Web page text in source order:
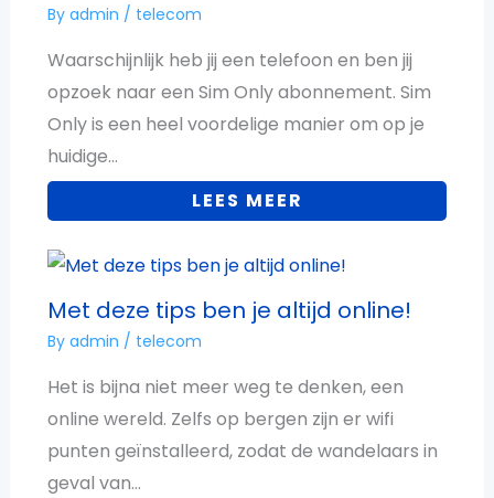
By admin / telecom
Waarschijnlijk heb jij een telefoon en ben jij
opzoek naar een Sim Only abonnement. Sim
Only is een heel voordelige manier om op je
huidige…
LEES MEER
Met deze tips ben je altijd online!
By admin / telecom
Het is bijna niet meer weg te denken, een
online wereld. Zelfs op bergen zijn er wifi
punten geïnstalleerd, zodat de wandelaars in
geval van…